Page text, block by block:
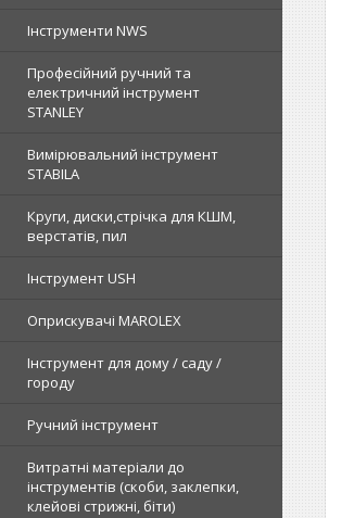
Інструменти NWS
Професійний ручний та
електричний інструмент
STANLEY
Вимірювальний інструмент
STABILA
Круги, диски,стрічка для КШМ,
верстатів, пил
Інструмент USH
Оприскувачі MAROLEX
Інструмент для дому / саду /
городу
Ручний інструмент
Витратні матеріали до
інструментів (скоби, заклепки,
клейові стрижні, біти)